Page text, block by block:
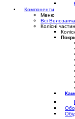
Компоненти
Меню
Всі
Колісні